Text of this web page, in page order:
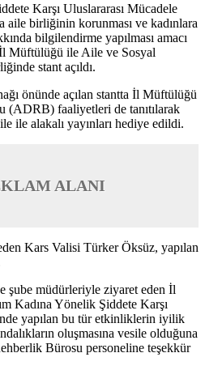
Karşı Uluslararası Mücadele
aile birliğinin korunması ve kadınlara
bilgilendirme yapılması amacı
Müftülüğü ile Aile ve Sosyal
stant açıldı.
önünde açılan stantta İl Müftülüğü
faaliyetleri de tanıtılarak
ile alakalı yayınları hediye edildi.
ALANI
Kars Valisi Türker Öksüz, yapılan
şube müdürleriyle ziyaret eden İl
Kadına Yönelik Şiddete Karşı
yapılan bu tür etkinliklerin iyilik
oluşmasına vesile olduğuna
Bürosu personeline teşekkür